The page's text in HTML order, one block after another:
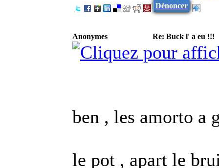
Dénoncer
Anonymes Re: Buck l' a eu !!!
ben , les amorto a
le pot , apart le